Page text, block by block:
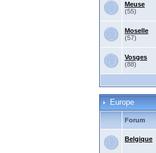
Meuse
(55)
Moselle
(57)
Vosges
(88)
Europe
Forum
Belgique